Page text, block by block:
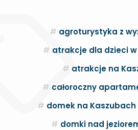
agroturystyka z
atrakcje dla dzieci
atrakcje na
całoroczny
domek na
domki nad